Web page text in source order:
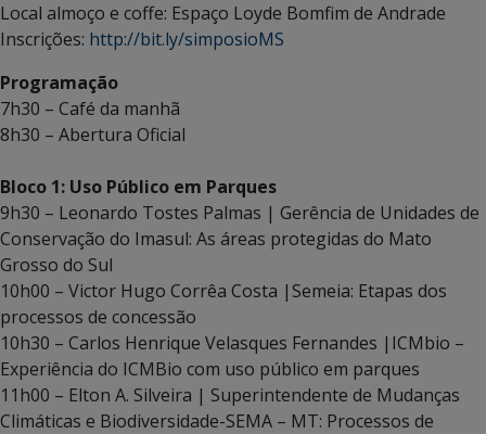
Local almoço e coffe: Espaço Loyde Bomfim de Andrade
Inscrições: http://bit.ly/simposioMS
Programação
7h30 – ­Café da manhã
8h30 – Abertura Oficial
Bloco 1: Uso Público em Parques
9h30 – Leonardo Tostes Palmas | Gerência de Unidades de
Conservação do Imasul: As áreas protegidas do Mato
Grosso do Sul
10h00 – Victor Hugo Corrêa Costa |Semeia: Etapas dos
processos de concessão
10h30 – Carlos Henrique Velasques Fernandes |ICMbio –
Experiência do ICMBio com uso público em parques
11h00 – Elton A. Silveira | Superintendente de Mudanças
Climáticas e Biodiversidade-SEMA – MT: Processos de